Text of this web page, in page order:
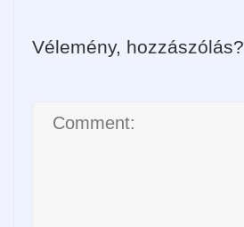
Vélemény, hozzászólás?